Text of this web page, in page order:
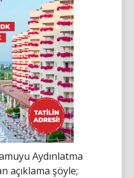
Aydınlatma
açıklama şöyle;